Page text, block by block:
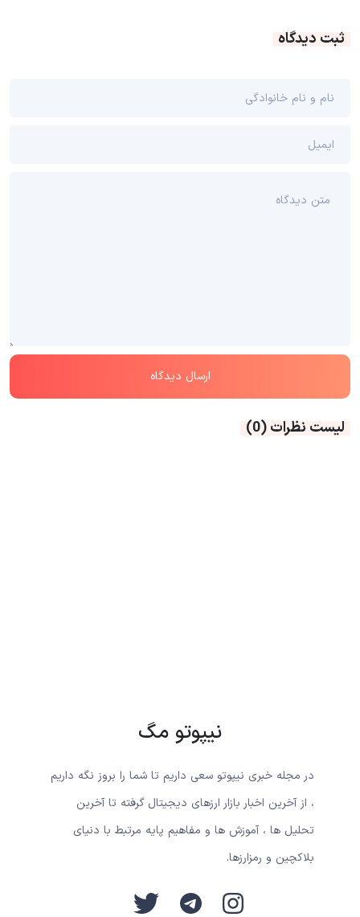
ثبت دیدگاه
لیست نظرات(0)
نیپوتو مگ
در مجله خبری نیپوتو سعی داریم تا شما را بروز نگه داریم
، از آخرین اخبار بازار ارزهای دیجیتال گرفته تا آخرین
تحلیل ها ، آموزش ها و مفاهیم پایه مرتبط با دنیای
بلاکچین و رمزارزها.